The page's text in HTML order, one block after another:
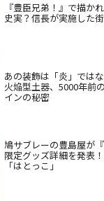
『豊臣兄弟！』で描か
史実？信長が実施した
あの装飾は「炎」では
火焔型土器、5000年前
インの秘密
鳩サブレーの豊島屋が
限定グッズ詳細を発表
「はとっこ」